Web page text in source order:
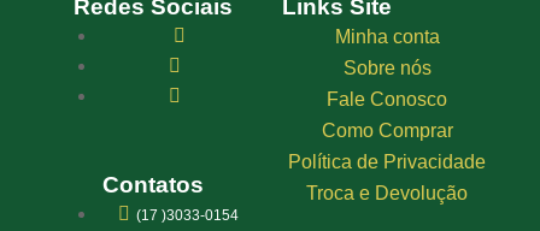
Redes Sociais
Contatos
(17 )3033-0154
Links Site
Minha conta
Sobre nós
Fale Conosco
Como Comprar
Política de Privacidade
Troca e Devolução